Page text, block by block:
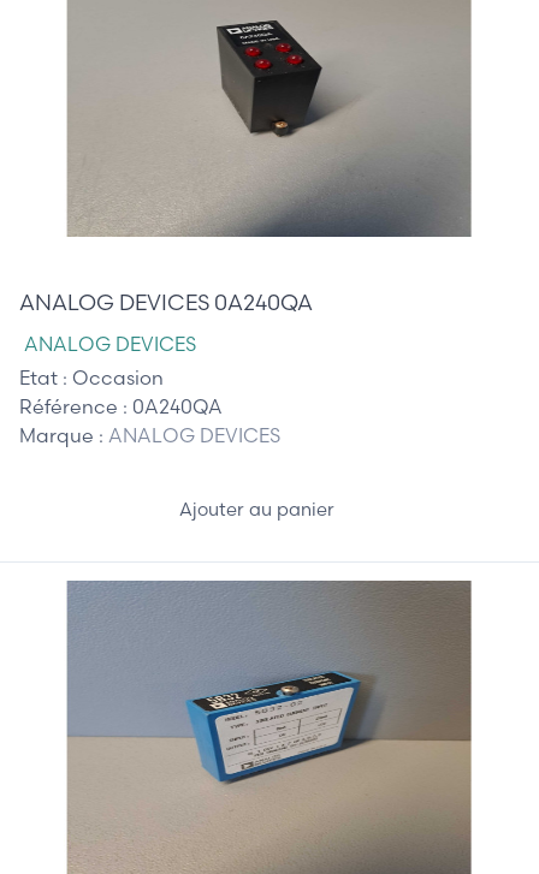
ANALOG DEVICES 0A240QA
ANALOG DEVICES
Etat : Occasion
Référence : 0A240QA
Marque : ANALOG DEVICES
Ajouter au panier